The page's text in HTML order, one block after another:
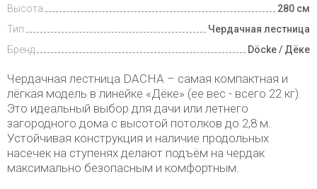
Высота
280 см
Тип
Чердачная лестница
Бренд
Döcke / Дёке
Чердачная лестница DACHA – самая компактная и
лёгкая модель в линейке «Дёке» (ее вес - всего 22 кг).
Это идеальный выбор для дачи или летнего
загородного дома с высотой потолков до 2,8 м.
Устойчивая конструкция и наличие продольных
насечек на ступенях делают подъём на чердак
максимально безопасным и комфортным.